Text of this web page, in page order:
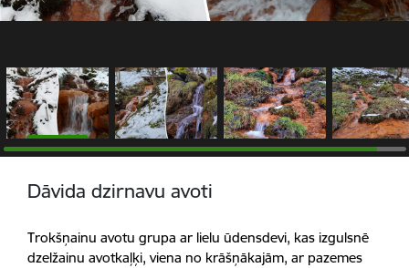
Dāvida dzirnavu avoti
Trokšņainu avotu grupa ar lielu ūdensdevi, kas izgulsnē
dzelžainu avotkaļķi, viena no krāšņākajām, ar pazemes